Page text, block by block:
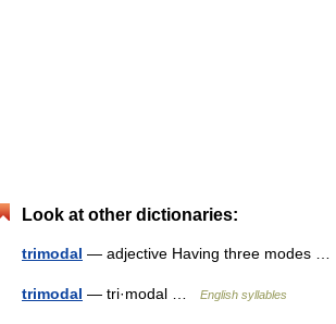
Look at other dictionaries:
trimodal — adjective Having three modes …
trimodal — tri·modal … English syllables